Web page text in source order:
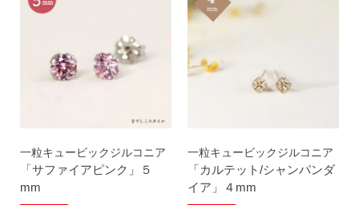
一粒キュービックジルコニア
「サファイアピンク」５
mm
一粒キュービックジルコニア
「カルテット/シャンパンダ
イア」４mm